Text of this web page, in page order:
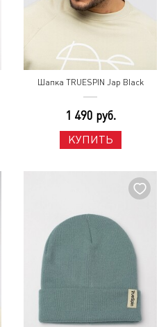
Шапка TRUESPIN Jap Black
1 490 руб.
КУПИТЬ